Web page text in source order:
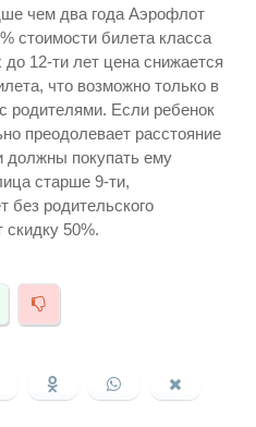
чем два года Аэрофлот
стоимости билета класса
12-ти лет цена снижается
что возможно только в
родителями. Если ребенок
преодолевает расстояние
должны покупать ему
старше 9-ти,
родительского
50%.